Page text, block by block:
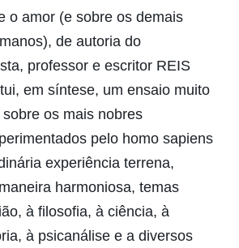
o amor (e sobre os demais
de autoria do
professor e escritor REIS
em síntese, um ensaio muito
os mais nobres
pelo homo sapiens
experiência terrena,
harmoniosa, temas
à filosofia, à ciência, à
à psicanálise e a diversos